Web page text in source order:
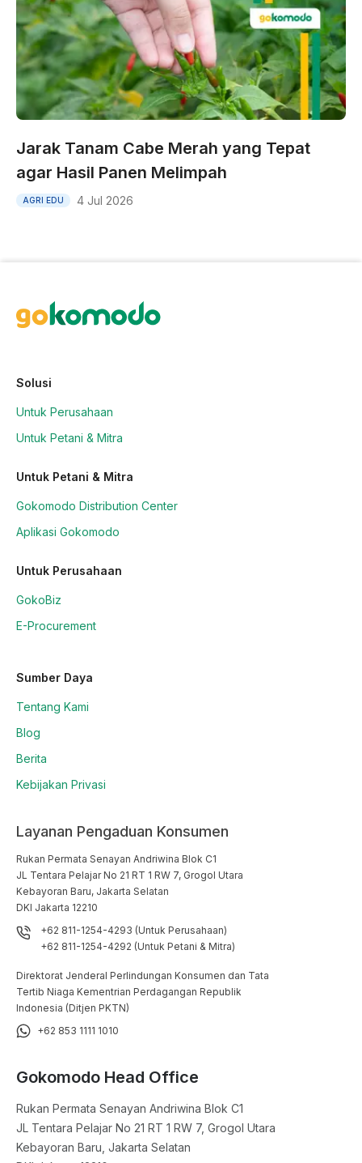
Jarak Tanam Cabe Merah yang Tepat
agar Hasil Panen Melimpah
AGRI EDU 4 Jul 2026
Solusi
Untuk Perusahaan
Untuk Petani & Mitra
Untuk Petani & Mitra
Gokomodo Distribution Center
Aplikasi Gokomodo
Untuk Perusahaan
GokoBiz
E-Procurement
Sumber Daya
Tentang Kami
Blog
Berita
Kebijakan Privasi
Layanan Pengaduan Konsumen
Rukan Permata Senayan Andriwina Blok C1
JL Tentara Pelajar No 21 RT 1 RW 7, Grogol Utara
Kebayoran Baru, Jakarta Selatan
DKI Jakarta 12210
+62 811-1254-4293 (Untuk Perusahaan)
+62 811-1254-4292 (Untuk Petani & Mitra)
Direktorat Jenderal Perlindungan Konsumen dan Tata
Tertib Niaga Kementrian Perdagangan Republik
Indonesia (Ditjen PKTN)
+62 853 1111 1010
Gokomodo Head Office
Rukan Permata Senayan Andriwina Blok C1
JL Tentara Pelajar No 21 RT 1 RW 7, Grogol Utara
Kebayoran Baru, Jakarta Selatan